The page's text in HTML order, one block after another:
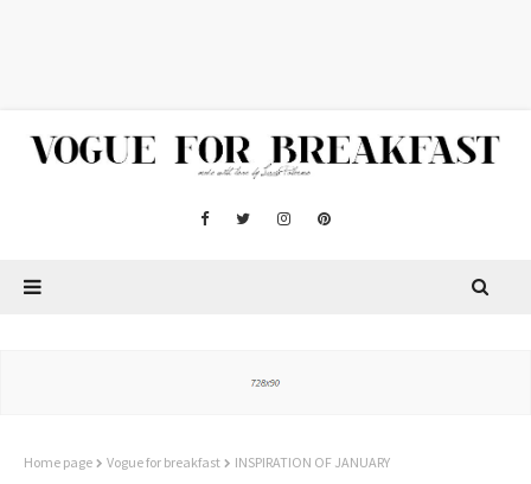
Home page Vogue for breakfast INSPIRATION OF JANUARY